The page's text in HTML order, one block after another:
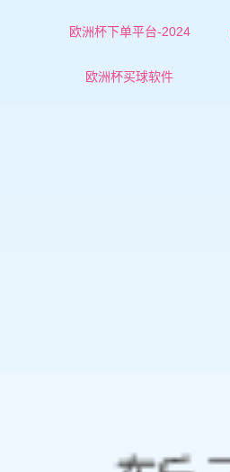
欧洲杯下单平台-2024
欧洲杯买球软件